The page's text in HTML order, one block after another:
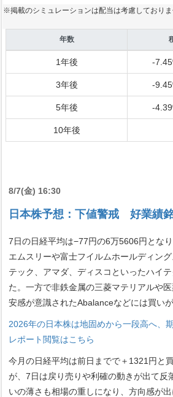
※掲載のシミュレーションは配当は考慮しておりま
年数
1年後 -
3年後 -
5年後 -
10年後
8/7(金) 16:30
日本株予想：下値警戒 好業績
7日の日経平均は−77円の6万5606円とな
エムスリーや富士フイルムホールディン
テック、アマダ、ディスコといったハイ
た。一方で非鉄金属の三菱マテリアルや
安感が意識されたAbalanceなどには買いが
2026年の日本株は地固めから一段高へ、
レポート閲覧はこちら
今月の日経平均は前日までで＋1321円と
が、7日は戻り売りや利確の動きが出て反
いの薄さも相場の重しになり、方向感が出